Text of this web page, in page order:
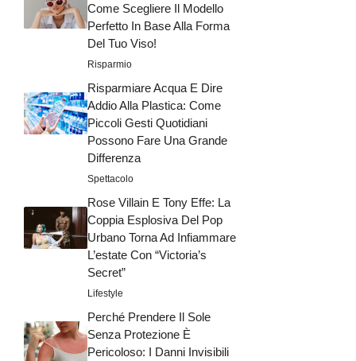
Come Scegliere Il Modello
Perfetto In Base Alla Forma
Del Tuo Viso!
Risparmio
Risparmiare Acqua E Dire
Addio Alla Plastica: Come
Piccoli Gesti Quotidiani
Possono Fare Una Grande
Differenza
Spettacolo
Rose Villain E Tony Effe: La
Coppia Esplosiva Del Pop
Urbano Torna Ad Infiammare
L’estate Con “Victoria’s
Secret”
Lifestyle
Perché Prendere Il Sole
Senza Protezione È
Pericoloso: I Danni Invisibili